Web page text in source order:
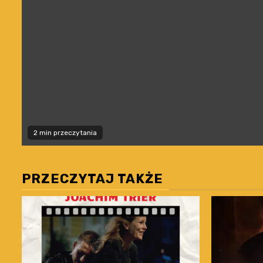
2 min przeczytania
PRZECZYTAJ TAKŻE